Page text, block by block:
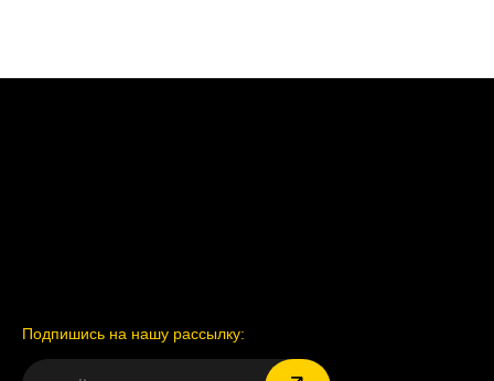
Подпишись на нашу рассылку: